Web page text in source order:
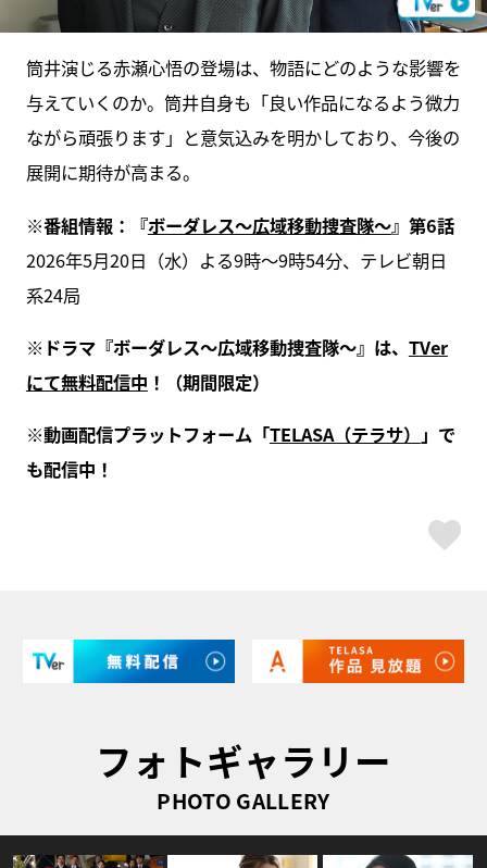
筒井演じる赤瀬心悟の登場は、物語にどのような影響を
与えていくのか。筒井自身も「良い作品になるよう微力
ながら頑張ります」と意気込みを明かしており、今後の
展開に期待が高まる。
※番組情報：『ボーダレス～広域移動捜査隊～』第6話
2026年5月20日（水）よる9時～9時54分、テレビ朝日
系24局
※ドラマ『ボーダレス～広域移動捜査隊～』は、 TVer
にて無料配信中 ！（期間限定）
※動画配信プラットフォーム「TELASA（テラサ） 」で
も配信中！
フォトギャラリー
PHOTO GALLERY